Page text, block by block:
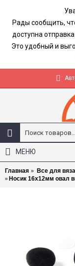
Рады сообщить,
доступна
Это удобный и
МЕНЮ
Главная
Все для
Носик 16x12мм овал